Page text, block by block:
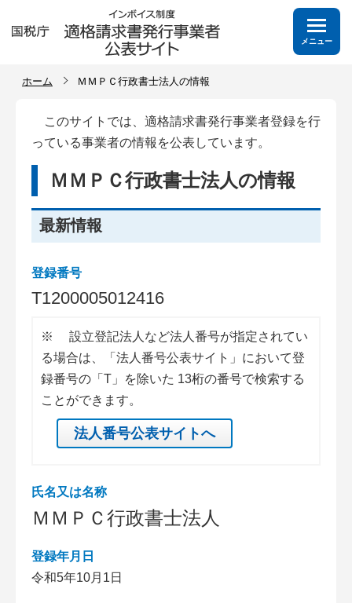
メニュー
ホーム ＭＭＰＣ行政書士法人の情報
このサイトでは、適格請求書発行事業者登録を行
っている事業者の情報を公表しています。
ＭＭＰＣ行政書士法人の情報
最新情報
登録番号
T1200005012416
※
設立登記法人など法人番号が指定されてい
る場合は、「法人番号公表サイト」において登
録番号の「T」を除いた 13桁の番号で検索する
ことができます。
法人番号公表サイトへ
氏名又は名称
ＭＭＰＣ行政書士法人
登録年月日
令和5年10月1日